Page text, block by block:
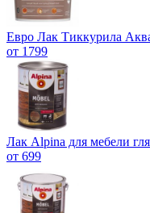
Евро Лак Тиккурила
от 1799
Лак Alpina для мебели
от 699